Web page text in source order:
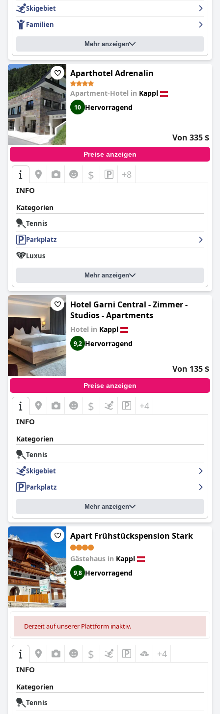
Skigebiet
Familien
Mehr anzeigen
Aparthotel Adrenalin
Apartment-Hotel in Kappl
10 Hervorragend
Von 335 $
Preise anzeigen
$ +8
INFO
Kategorien
Tennis
Parkplatz
Luxus
Mehr anzeigen
Hotel Garni Central - Zimmer -
Studios - Apartments
Hotel in Kappl
9,2 Hervorragend
Von 135 $
Preise anzeigen
$ +4
INFO
Kategorien
Tennis
Skigebiet
Parkplatz
Mehr anzeigen
Apart Frühstückspension Stark
Gästehaus in Kappl
9,8 Hervorragend
Derzeit auf unserer Plattform inaktiv.
$ +4
INFO
Kategorien
Tennis